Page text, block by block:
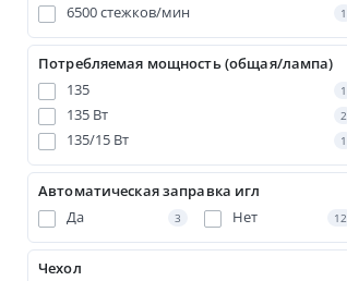
6500 стежков/мин 1
Потребляемая мощность (общая/лампа)
135
1
135 Вт 2
135/15 Вт 1
Автоматическая заправка игл
Да
3 Нет 12
Чехол